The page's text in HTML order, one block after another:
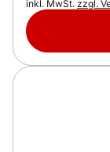
Steuerhinweis:
inkl. MwSt. zzgl.